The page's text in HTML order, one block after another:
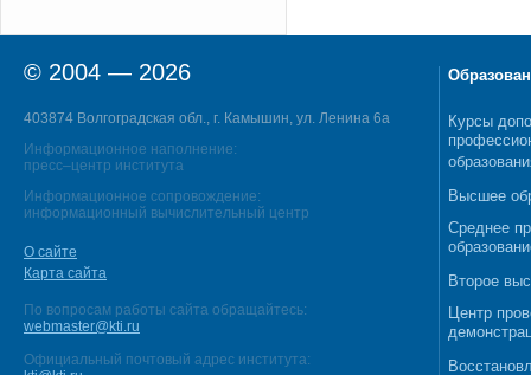
© 2004 — 2026
403874 Волгоградская обл., г. Камышин, ул. Ленина 6а
Информационное наполнение:
пресс–центр института
Информационное сопровождение:
информационный вычислительный центр
О сайте
Карта сайта
По вопросам работы сайта обращайтесь:
webmaster@kti.ru
Официальный почтовый адрес института:
Курсы
Высшее
Среднее
Второе
Центр